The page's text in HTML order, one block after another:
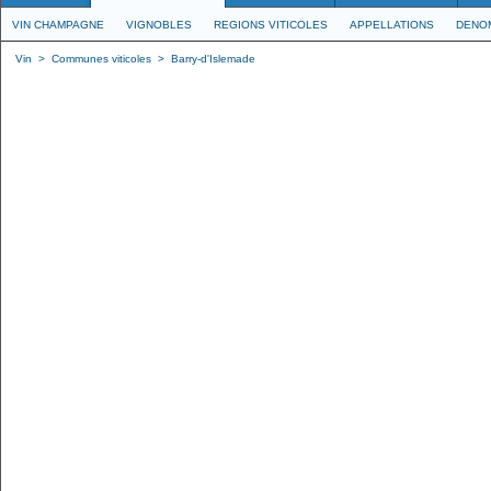
VIN CHAMPAGNE VIGNOBLES REGIONS VITICOLES APPELLATIONS
Vin > Communes viticoles > Barry-d'Islemade